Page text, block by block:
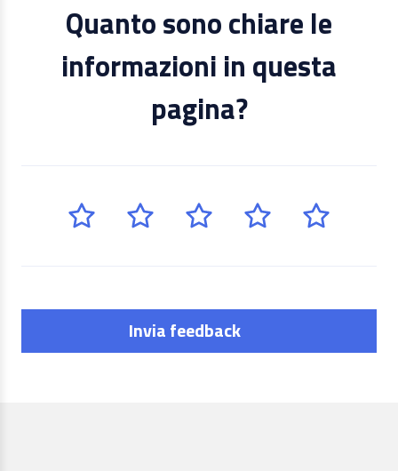
Quanto sono chiare le
informazioni in questa
pagina?
Invia feedback